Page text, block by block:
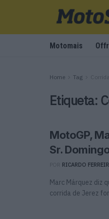
Motomais
Home Tag
Etiqueta:
MotoGP,
Sr.
RICARDO
Marc Márquez diz
corrida de Jerez